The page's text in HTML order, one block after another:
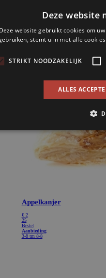
Appelkanjer
€ 2
25
Bestel
Aanbieding
3-8 tm 8-8